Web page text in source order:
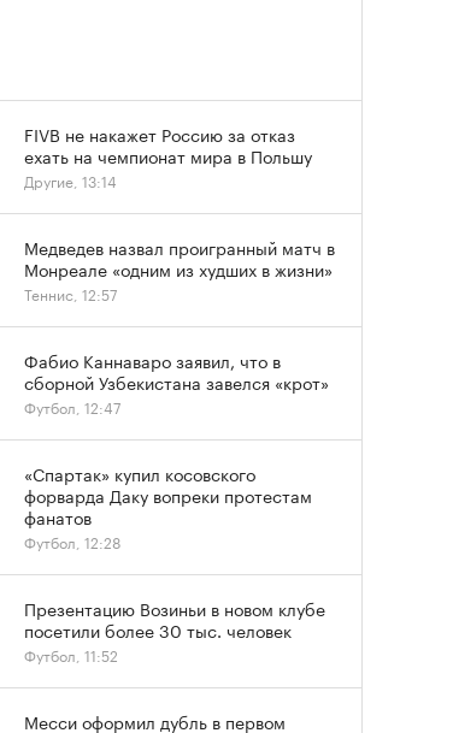
FIVB не накажет Россию за отказ
ехать на чемпионат мира в Польшу
Другие, 13:14
Медведев назвал проигранный матч в
Монреале «одним из худших в жизни»
Теннис, 12:57
Фабио Каннаваро заявил, что в
сборной Узбекистана завелся «крот»
Футбол, 12:47
«Спартак» купил косовского
форварда Даку вопреки протестам
фанатов
Футбол, 12:28
Презентацию Возиньи в новом клубе
посетили более 30 тыс. человек
Футбол, 11:52
Месси оформил дубль в первом